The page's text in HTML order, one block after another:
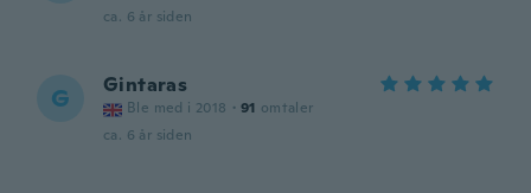
ca. 6 år siden
G Gintaras
Ble med i 2018 · 91 omtaler
ca. 6 år siden